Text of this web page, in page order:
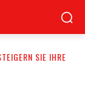
SIE IHRE